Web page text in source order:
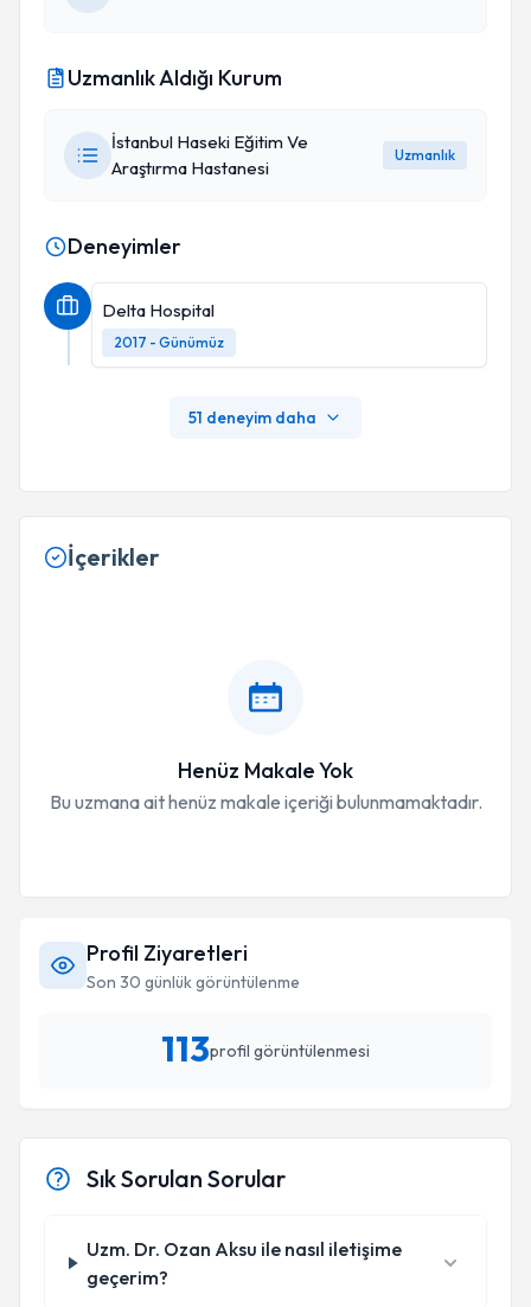
Uzmanlık Aldığı Kurum
İstanbul Haseki Eğitim Ve
Araştırma Hastanesi
Uzmanlık
Deneyimler
Delta Hospital
2017 - Günümüz
51 deneyim daha
İçerikler
Henüz Makale Yok
Bu uzmana ait henüz makale içeriği bulunmamaktadır.
Profil Ziyaretleri
Son 30 günlük görüntülenme
113profil görüntülenmesi
Sık Sorulan Sorular
Uzm. Dr. Ozan Aksu ile nasıl iletişime
geçerim?